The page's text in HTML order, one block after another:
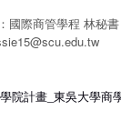
國際商管學程 林秘書
院計畫_東吳大學商